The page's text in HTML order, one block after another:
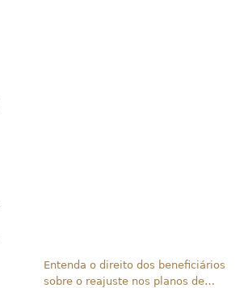
Entenda o direito dos beneficiários
sobre o reajuste nos planos de